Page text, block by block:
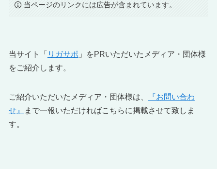
当ページのリンクには広告が含まれています。
当サイト「 リガサポ 」をPRいただいたメディア・団体様
をご紹介します。
ご紹介いただいたメディア・団体様は、
『お問い合わ
せ』
まで一報いただければこちらに掲載させて致しま
す。